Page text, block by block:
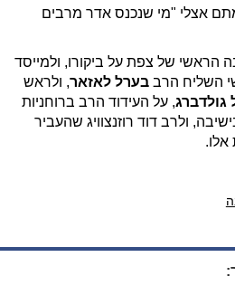
אצלי "מי שנכנס אדר מרבים
הראשי של צפת על ביקורו, ולמייסד
השליח הרבבערל לאזאר, ולראש
, על העידוד הרב ברוחניות
ולרב דוד רוזנצוויג שהעביר
אלו.